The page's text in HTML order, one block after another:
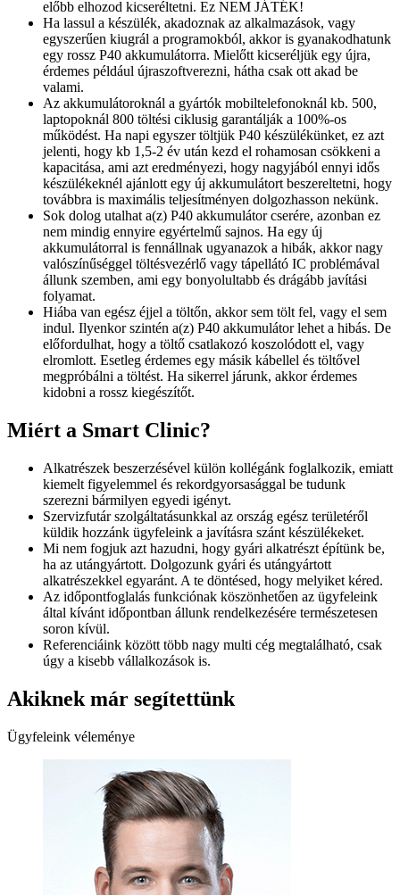
előbb elhozod kicseréltetni. Ez NEM JÁTÉK!
Ha lassul a készülék, akadoznak az alkalmazások, vagy
egyszerűen kiugrál a programokból, akkor is gyanakodhatunk
egy rossz P40 akkumulátorra. Mielőtt kicseréljük egy újra,
érdemes például újraszoftverezni, hátha csak ott akad be
valami.
Az akkumulátoroknál a gyártók mobiltelefonoknál kb. 500,
laptopoknál 800 töltési ciklusig garantálják a 100%-os
működést. Ha napi egyszer töltjük P40 készülékünket, ez azt
jelenti, hogy kb 1,5-2 év után kezd el rohamosan csökkeni a
kapacitása, ami azt eredményezi, hogy nagyjából ennyi idős
készülékeknél ajánlott egy új akkumulátort beszereltetni, hogy
továbbra is maximális teljesítményen dolgozhasson nekünk.
Sok dolog utalhat a(z) P40 akkumulátor cserére, azonban ez
nem mindig ennyire egyértelmű sajnos. Ha egy új
akkumulátorral is fennállnak ugyanazok a hibák, akkor nagy
valószínűséggel töltésvezérlő vagy tápellátó IC problémával
állunk szemben, ami egy bonyolultabb és drágább javítási
folyamat.
Hiába van egész éjjel a töltőn, akkor sem tölt fel, vagy el sem
indul. Ilyenkor szintén a(z) P40 akkumulátor lehet a hibás. De
előfordulhat, hogy a töltő csatlakozó koszolódott el, vagy
elromlott. Esetleg érdemes egy másik kábellel és töltővel
megpróbálni a töltést. Ha sikerrel járunk, akkor érdemes
kidobni a rossz kiegészítőt.
Miért a Smart Clinic?
Alkatrészek beszerzésével külön kollégánk foglalkozik, emiatt
kiemelt figyelemmel és rekordgyorsasággal be tudunk
szerezni bármilyen egyedi igényt.
Szervizfutár szolgáltatásunkkal az ország egész területéről
küldik hozzánk ügyfeleink a javításra szánt készülékeket.
Mi nem fogjuk azt hazudni, hogy gyári alkatrészt építünk be,
ha az utángyártott. Dolgozunk gyári és utángyártott
alkatrészekkel egyaránt. A te döntésed, hogy melyiket kéred.
Az időpontfoglalás funkciónak köszönhetően az ügyfeleink
által kívánt időpontban állunk rendelkezésére természetesen
soron kívül.
Referenciáink között több nagy multi cég megtalálható, csak
úgy a kisebb vállalkozások is.
Akiknek már segítettünk
Ügyfeleink véleménye